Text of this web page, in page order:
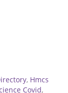
, Hmcs
Covid,